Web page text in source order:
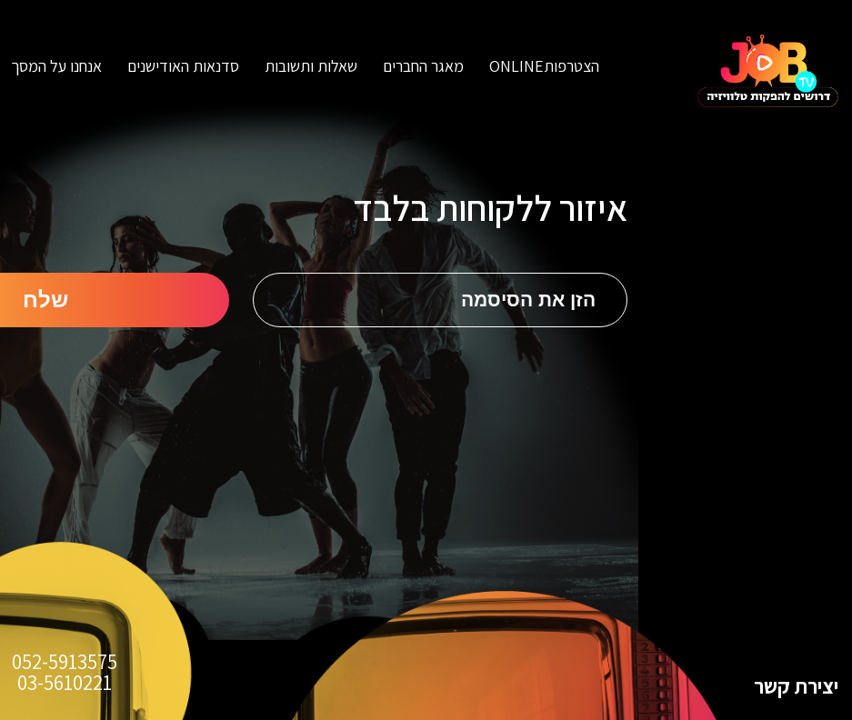
הצטרפותONLINE מאגר החברים שאלות ותשובות סדנאות האודישנים אנחנו על המסך
איזור ללקוחות בלבד
יצירת קשר
052-5913575
03-5610221